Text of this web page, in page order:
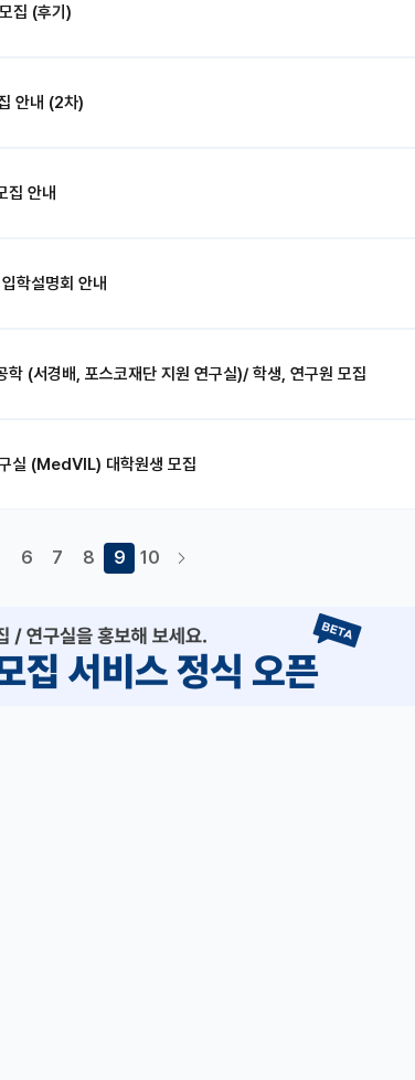
집 (후기)
안내 (2차)
집 안내
학설명회 안내
(서경배, 포스코재단 지원 연구실)/ 학생, 연구원 모집
실 (MedVIL) 대학원생 모집
6 7 8 9 10